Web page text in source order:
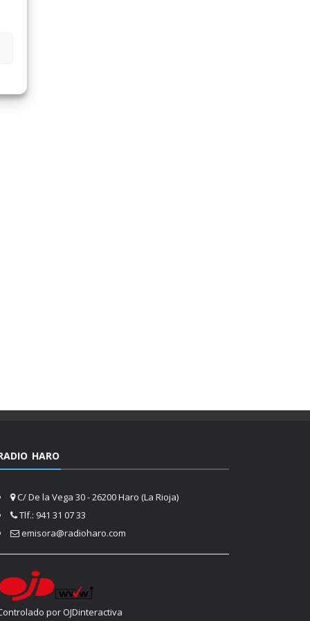
HARO
C/ De la Vega 30 - 26200 Haro (La Rioja)
Tlf.: 941 31 07 33
emisora@radioharo.com
por OJDinteractiva